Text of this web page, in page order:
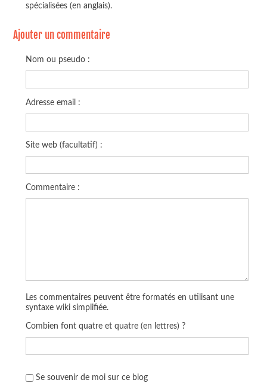
spécialisées (en anglais).
Ajouter un commentaire
Nom ou pseudo :
Adresse email :
Site web (facultatif) :
Commentaire :
Les commentaires peuvent être formatés en utilisant une
syntaxe wiki simplifiée.
Combien font quatre et quatre (en lettres) ?
Se souvenir de moi sur ce blog